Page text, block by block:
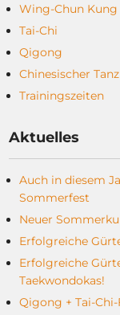
Wing-Chun Kung
Tai-Chi
Qigong
Chinesischer Tanz
Trainingszeiten
Aktuelles
Auch in diesem
Sommerfest
Neuer
Erfolgreiche
Erfolgreiche
Taekwondokas!
Qigong + Tai-